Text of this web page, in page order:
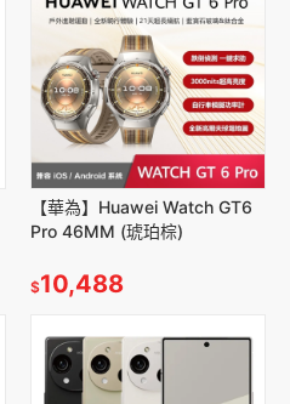
【華為】Huawei Watch GT6
Pro 46MM (琥珀棕)
$10,488